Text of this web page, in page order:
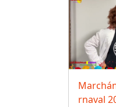
rnaval